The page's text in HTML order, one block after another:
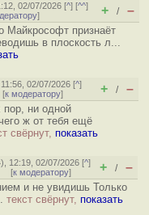
02/07/2026 [^] [^^]
] + / –
Майкрософт признаёт
в плоскость л...
02/07/2026 [^]
к модератору] + / –
ни одной
ж от тебя ещё
свёрнут, показать
), 12:19, 02/07/2026 [^]
[к модератору] + / –
и не увидишь Только
текст свёрнут, показать